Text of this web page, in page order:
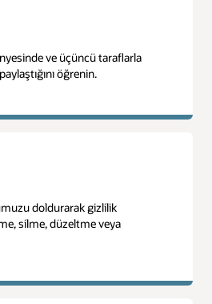
ve üçüncü taraflarla
öğrenin.
doldurarak gizlilik
silme, düzeltme veya